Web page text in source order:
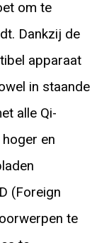
om te
Dankzij de
apparaat
in staande
alle Qi-
en
(Foreign
te